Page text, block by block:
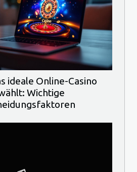
ideale Online-Casino
Wichtige